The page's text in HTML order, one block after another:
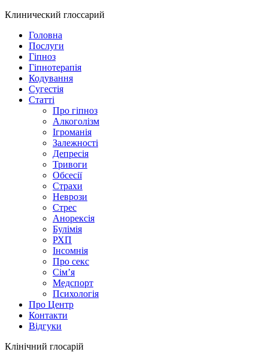
Клинический глоссарий
Головна
Послуги
Гіпноз
Гіпнотерапія
Кодування
Сугестія
Статті
Про гіпноз
Алкоголізм
Ігроманія
Залежності
Депресія
Тривоги
Обсесії
Страхи
Неврози
Стрес
Анорексія
Булімія
РХП
Інсомнія
Про секс
Сім’я
Медспорт
Психологія
Про Центр
Контакти
Відгуки
Клінічний глосарій